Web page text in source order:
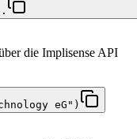
die Implisense API
eG")